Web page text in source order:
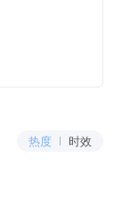
热度 时效